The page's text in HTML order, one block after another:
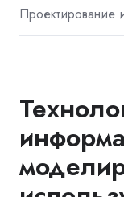
Проектирование